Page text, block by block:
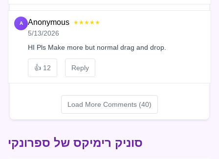
A Anonymous ★★★★★
5/13/2026
HI Pls Make more but normal drag and drop.
👍 12 Reply
Load More Comments (40)
סוניק רימיקס של ספרונקי